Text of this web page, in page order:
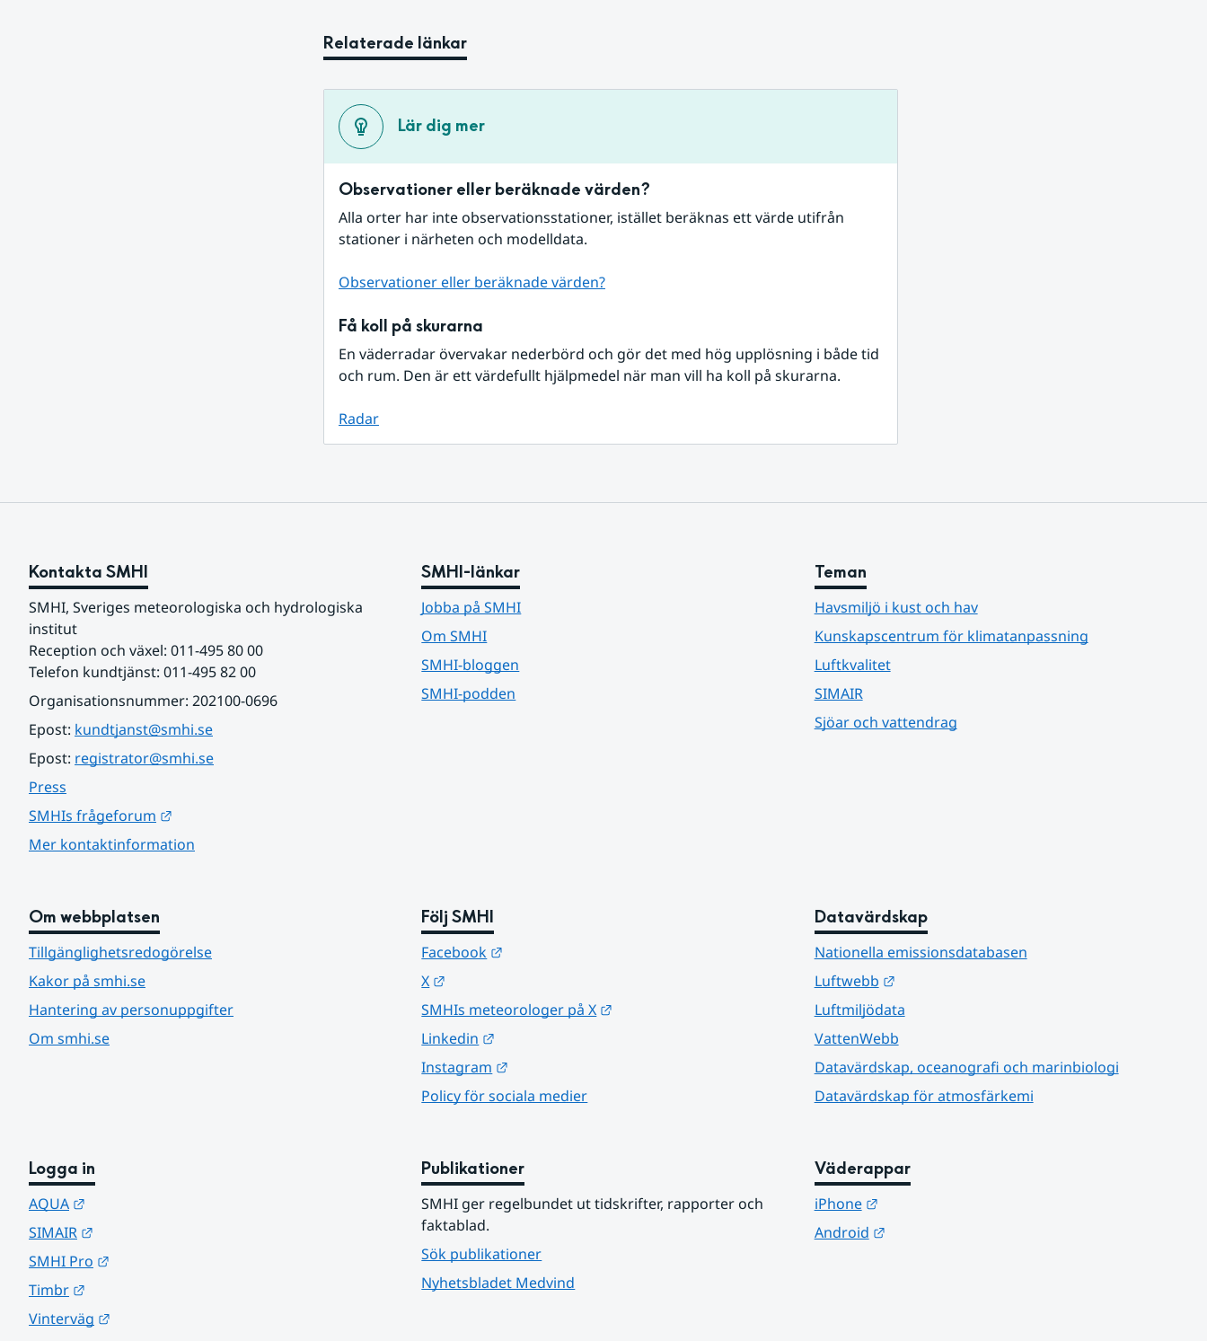
Relaterade länkar
Lär dig mer
Observationer eller beräknade värden?
Alla orter har inte observationsstationer, istället beräknas ett värde utifrån
stationer i närheten och modelldata.
Observationer eller beräknade värden?
Få koll på skurarna
En väderradar övervakar nederbörd och gör det med hög upplösning i både tid
och rum. Den är ett värdefullt hjälpmedel när man vill ha koll på skurarna.
Radar
Kontakta SMHI
SMHI, Sveriges meteorologiska och hydrologiska
institut
Reception och växel: 011-495 80 00
Telefon kundtjänst: 011-495 82 00
Organisationsnummer: 202100-0696
Epost: kundtjanst@smhi.se
Epost: registrator@smhi.se
Press
SMHIs frågeforum
Mer kontaktinformation
SMHI-länkar
Jobba på SMHI
Om SMHI
SMHI-bloggen
SMHI-podden
Teman
Havsmiljö i kust och hav
Kunskapscentrum för klimatanpassning
Luftkvalitet
SIMAIR
Sjöar och vattendrag
Om webbplatsen
Tillgänglighetsredogörelse
Kakor på smhi.se
Hantering av personuppgifter
Om smhi.se
Följ SMHI
Facebook
X
SMHIs meteorologer på X
Linkedin
Instagram
Policy för sociala medier
Datavärdskap
Nationella emissionsdatabasen
Luftwebb
Länk till annan webbplats.
Luftmiljödata
VattenWebb
Datavärdskap, oceanografi och marinbiologi
Datavärdskap för atmosfärkemi
Logga in
AQUA
SIMAIR
SMHI Pro
Timbr
Vinterväg
Publikationer
SMHI ger regelbundet ut tidskrifter, rapporter och
faktablad.
Sök publikationer
Nyhetsbladet Medvind
Väderappar
iPhone
Länk till annan webbplats.
Android
Länk till annan webbplats.